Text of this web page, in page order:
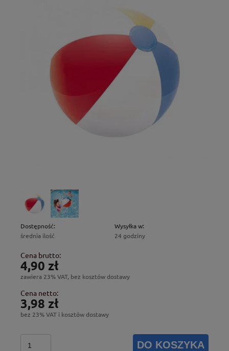
Dostępność:
średnia ilość
Wysyłka w:
24 godziny
Cena brutto:
4,90 zł
zawiera 23% VAT, bez kosztów dostawy
Cena netto:
3,98 zł
bez 23% VAT i kosztów dostawy
DO KOSZYKA